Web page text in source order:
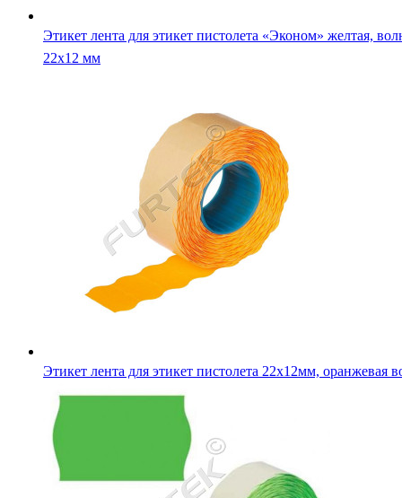
Этикет лента для этикет пистолета «Эконом» желтая,
22х12 мм
Этикет лента для этикет пистолета 22х12мм, оранжевая